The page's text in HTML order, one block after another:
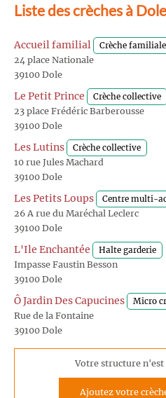
Liste des crèches à
Accueil familial Crèche familiale
24 place Nationale
39100 Dole
Le Petit Prince Crèche collective
23 place Frédéric Barberousse
39100 Dole
Les Lutins Crèche collective
10 rue Jules Machard
39100 Dole
Les Petits Loups Centre multi-
26 A rue du Maréchal Leclerc
39100 Dole
L'Ile Enchantée Halte garderie
Impasse Faustin Besson
39100 Dole
Ô Jardin Des Capucines Micro
Rue de la Fontaine
39100 Dole
Votre structure n'est
Ajoutez votre